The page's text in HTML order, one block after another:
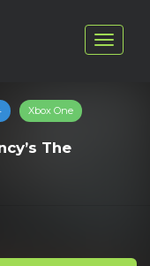
Xbox One
The